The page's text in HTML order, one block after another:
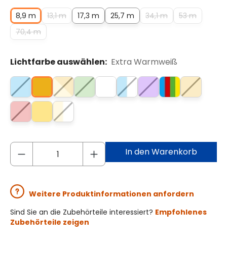
8,9 m 13,1 m 17,3 m 25,7 m 34,1 m
53 m
70,4 m
Lichtfarbe auswählen: Extra Warmweiß
In den Warenkorb
Weitere Produktinformationen anfordern
Sind Sie an die Zubehörteile interessiert? Empfohlenes
Zubehörteile zeigen